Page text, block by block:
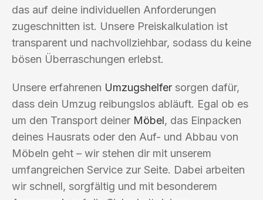
das auf deine individuellen Anforderungen
zugeschnitten ist. Unsere Preiskalkulation ist
transparent und nachvollziehbar, sodass du keine
bösen Überraschungen erlebst.
Unsere erfahrenen Umzugshelfer sorgen dafür,
dass dein Umzug reibungslos abläuft. Egal ob es
um den Transport deiner Möbel, das Einpacken
deines Hausrats oder den Auf- und Abbau von
Möbeln geht – wir stehen dir mit unserem
umfangreichen Service zur Seite. Dabei arbeiten
wir schnell, sorgfältig und mit besonderem